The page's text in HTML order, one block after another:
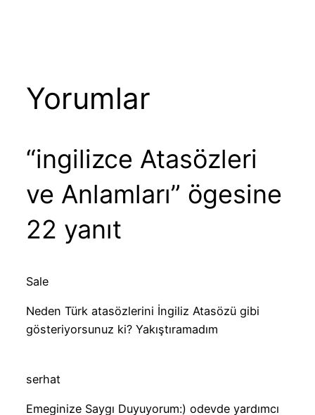
Yorumlar
“ingilizce Atasözleri
ve Anlamları” ögesine
22 yanıt
Sale
Neden Türk atasözlerini İngiliz Atasözü gibi
gösteriyorsunuz ki? Yakıştıramadım
serhat
Emeginize Saygı Duyuyorum:) odevde yardımcı